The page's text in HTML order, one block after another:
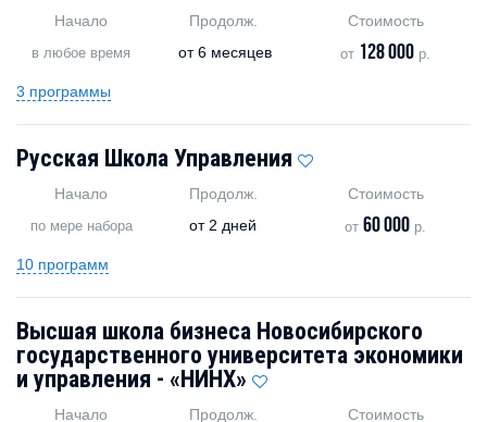
Начало
в любое время
Продолж.
от6 месяцев
Стоимость
от 128 000 р.
3 программы
Русская Школа Управления
Начало
по мере набора
Продолж.
от 2 дней
Стоимость
от60 000 р.
10 программ
Высшая школа бизнеса Новосибирского
государственного университета экономики
и управления - «НИНХ»
Начало
Продолж.
Стоимость